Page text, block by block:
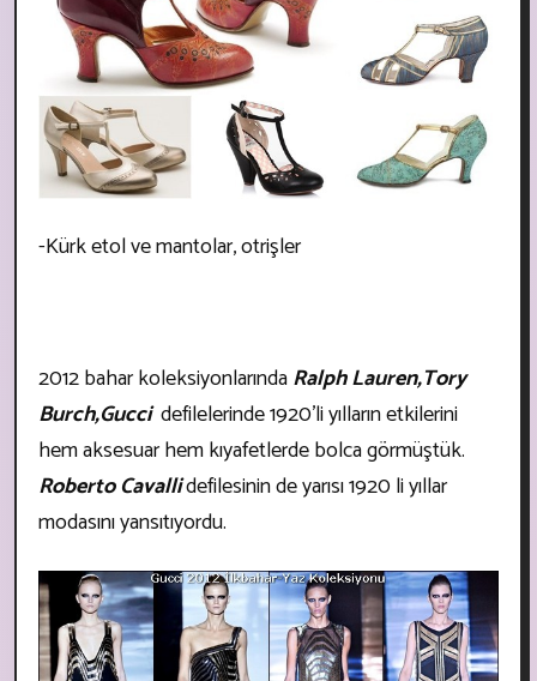
-Kürk etol ve mantolar, otrişler
2012 bahar koleksiyonlarındaRalph Lauren,Tory
Burch,Guccidefilelerinde 1920'li yılların etkilerini
hem aksesuar hem kıyafetlerde bolca görmüştük.
Roberto Cavallidefilesinin de yarısı 1920 li yıllar
modasını yansıtıyordu.